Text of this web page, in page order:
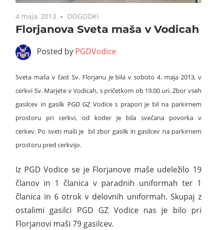
4 maja, 2013 DOGODKI
Florjanova Sveta maša v Vodicah
Posted by PGDVodice
Sveta maša v čast Sv. Florjanu je bila v soboto 4. maja 2013, v
cerkvi Sv. Marjete v Vodicah, s pričetkom ob 19.00 uri.Zbor vseh
gasilcev in gasilk PGD GZ Vodice s prapori je bil na parkirnem
prostoru pri cerkvi, od koder je bila svečana povorka v
cerkev. Po sveti maši je bil zbor gasilk in gasilcev na parkirnem
prostoru pred cerkvijo.
Iz PGD Vodice se je Florjanove maše udeležilo 19
članov in 1 članica v paradnih uniformah ter 1
članica in 6 otrok v delovnih uniformah. Skupaj z
ostalimi gasilci PGD GZ Vodice nas je bilo pri
Florjanovi maši 79 gasilcev.